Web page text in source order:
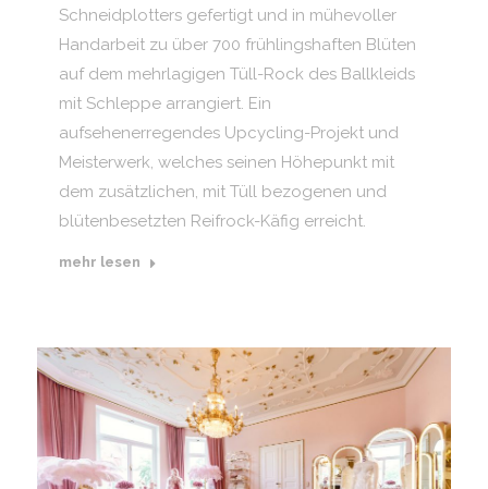
Schneidplotters gefertigt und in mühevoller
Handarbeit zu über 700 frühlingshaften Blüten
auf dem mehrlagigen Tüll-Rock des Ballkleids
mit Schleppe arrangiert. Ein
aufsehenerregendes Upcycling-Projekt und
Meisterwerk, welches seinen Höhepunkt mit
dem zusätzlichen, mit Tüll bezogenen und
blütenbesetzten Reifrock-Käfig erreicht.
mehr lesen